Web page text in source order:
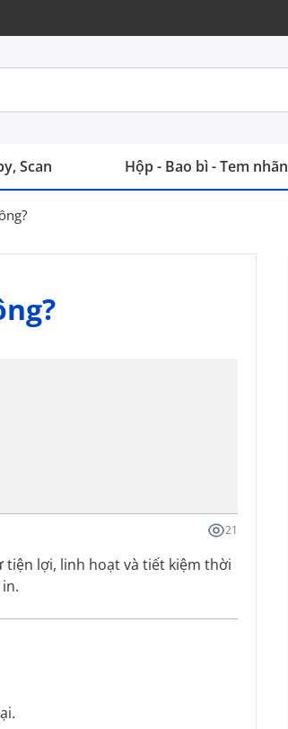
Scan Hộp - Bao bì - Tem nhãn
21
lợi, linh hoạt và tiết kiệm thời